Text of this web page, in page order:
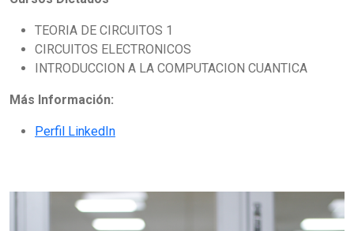
TEORIA DE CIRCUITOS 1
CIRCUITOS ELECTRONICOS
INTRODUCCION A LA COMPUTACION CUANTICA
Más Información:
Perfil LinkedIn